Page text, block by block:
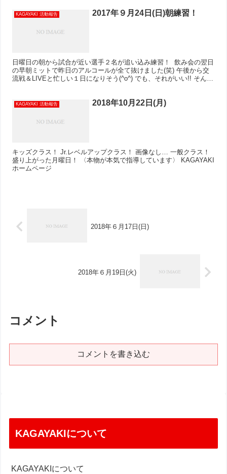
KAGAYAKI 活動報告 2017年９月24日(日)朝練習！
日曜日の朝から試合が近い選手２名が追い込み練習！ ​ 飲み会の翌日
の早朝ミットで昨日のアルコールが全て抜けました(笑) 午後から交
流戦＆LIVEと忙しい１日になりそう(^o^) でも、それがいい!! そんな
KAGAYAKI 活動報告 2018年10月22日(月)
キッズクラス！ Jr.レベルアップクラス！ 画像なし… 一般クラス！
盛り上がった月曜日！ 〈本物が本気で指導しています〉 KAGAYAKI
ホームページ
2018年６月17日(日)
2018年６月19日(火)
コメント
コメントを書き込む
KAGAYAKIについて
KAGAYAKIについて